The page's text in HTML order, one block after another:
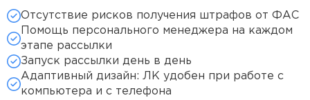
Отсутствие рисков получения штрафов от ФАС
Помощь персонального менеджера на каждом
этапе рассылки
Запуск рассылки день в день
Адаптивный дизайн: ЛК удобен при работе с
компьютера и с телефона